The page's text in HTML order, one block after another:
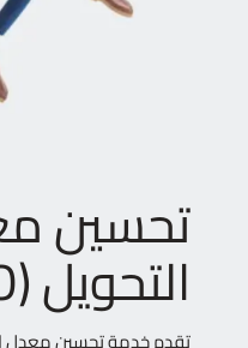
تحسين
التحويل (CRO)